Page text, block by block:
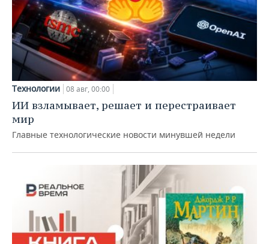
Технологии 08 авг, 00:00
ИИ взламывает, решает и перестраивает
мир
Главные технологические новости минувшей недели